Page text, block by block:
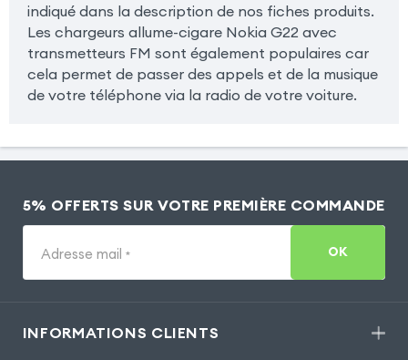
indiqué dans la description de nos fiches produits.
Les chargeurs allume-cigare Nokia G22 avec
transmetteurs FM sont également populaires car
cela permet de passer des appels et de la musique
de votre téléphone via la radio de votre voiture.
5% OFFERTS SUR VOTRE PREMIÈRE COMMANDE
Adresse mail * OK
INFORMATIONS CLIENTS